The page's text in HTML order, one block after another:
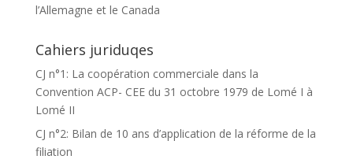
l’Allemagne et le Canada
Cahiers juriduqes
CJ n°1: La coopération commerciale dans la
Convention ACP- CEE du 31 octobre 1979 de Lomé I à
Lomé II
CJ n°2: Bilan de 10 ans d’application de la réforme de la
filiation